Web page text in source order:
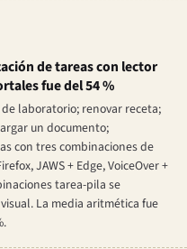
de tareas con lector
fue del 54 %
laboratorio; renovar receta;
un documento;
con tres combinaciones de
JAWS + Edge, VoiceOver +
tarea-pila se
La media aritmética fue